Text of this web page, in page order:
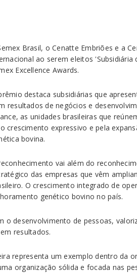
Brasil, o Cenatte Embriões e a
ao serem eleitos
Excellence Awards.
destaca subsidiárias que
resultados de negócios e
as unidades brasileiras que
crescimento expressivo e pela
bovina.
vai além do
das empresas que vêm
O crescimento integrado de
genético bovino no país.
desenvolvimento de pessoas,
resultados.
representa um exemplo dentro da
organização sólida e focada nas